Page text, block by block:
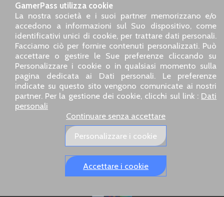
GamerPass utilizza cookie
La nostra società e i suoi partner memorizzano e/o
accedono a informazioni sul Suo dispositivo, come
identificativi unici di cookie, per trattare dati personali.
Facciamo ciò per fornire contenuti personalizzati. Può
accettare o gestire le Sue preferenze cliccando su
Personalizzare i cookie o in qualsiasi momento sulla
pagina dedicata ai Dati personali. Le preferenze
indicate su questo sito vengono comunicate ai nostri
partner. Per la gestione dei cookie, clicchi sul link : Dati
personali
Continuare senza accettare
Personalizzare i cookie
Accettare i cookie
SARL GDN GamerPass, Servizio clienti telefonico : +33 1 85
09 18 80
Il nostro indirizzo : 5 chemin de Daru 26100 Romans sur
Isère (France)
Il nostro indirizzo e-mail :pro@gamerpass.it
Home -Area Clienti-Contatti -Note legali
Dati personali
- Condizioni generali di vendita
rimborso
Chi siamo
Politiche di consegna
GamerPass.it
GamerPass.store